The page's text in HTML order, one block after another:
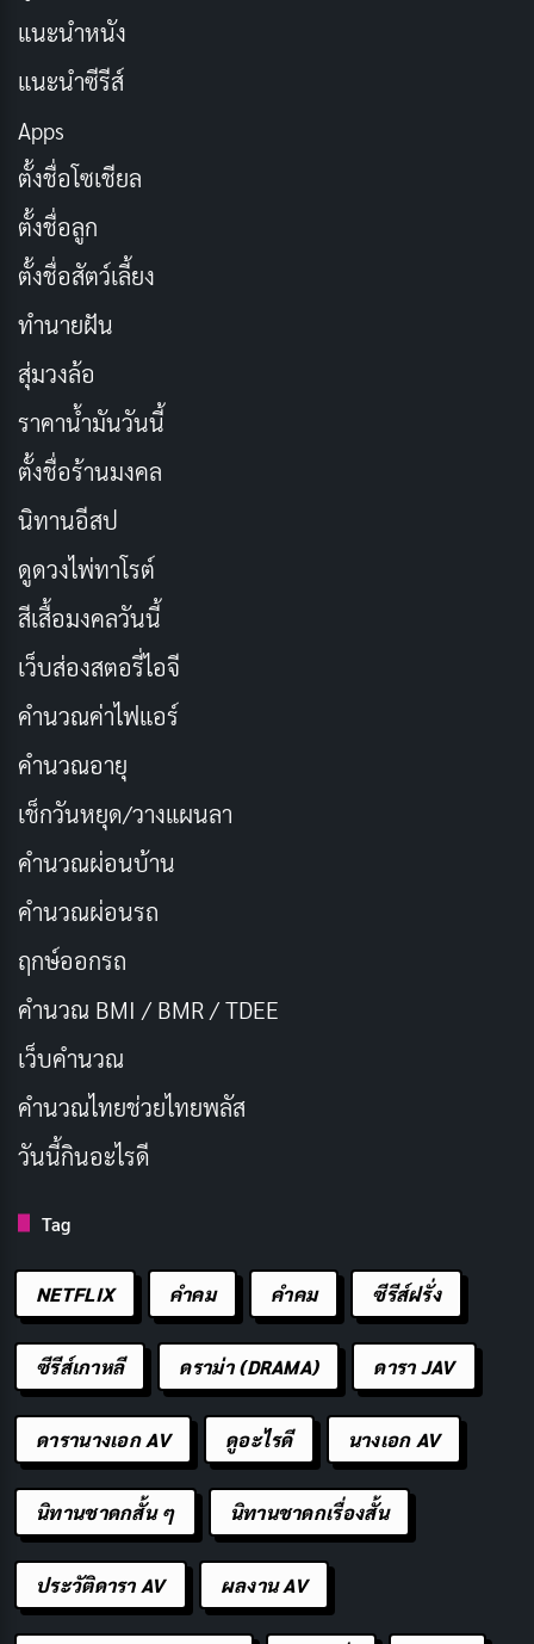
องค์ประกอบหลักของ Clean Girl Look
ลุค Clean Girlประกอบด้วยองค์ประกอบหลัก 4 ส่วนที่
ทำให้ดูเป็นธรรมชาติและสวยใส คือ ผิวหน้าที่เปล่งประกาย
(Glowing Skin) ผมที่ดูเปียกและเรียบเนียน (Slicked Hair)
คิ้วที่ดูเป็นธรรมชาติแต่เรียบร้อย (Natural Brows) และริม
ฝีปากที่เงางาม (Glossy Lips) แต่ละองค์ประกอบล้วนเน้น
ความเรียบง่ายและความงามตามธรรมชาติ
ผิวหน้าเปล่งประกายเป็นจุดเด่นหลักของ
aesthetic โดยจะเน้นการมีผิวที่ดูสุขภาพดี มีความชุ่มชื้น
ซีลเลอร์มาก จะใช้ผลิตภัณฑ์ที่ช่วยให้ผิวดูเป็นธรรมชาติ
มากขึ้น เช่น tinted moisturizer หรือ BB cream เบาๆ
ผมในสไตล์ Clean Girl จะดูเหมือนเพิ่งล้างเสร็จหรือเพิ่ง
ออกจากสระน้ำ โดยใช้เจลหรือน้ำมันทาผมเพื่อให้ดูเปียก
และเรียบเนียน ผมจะถูกไว้หลังหูหรือรวบเป็นมวยเตี้ยๆ
แบบไม่เรียบร้อยมาก เพื่อให้ดูเป็นธรรมชาติ ส่วนคิ้วจะเน้น
รูปทรงตามธรรมชาติ โดยใช้สบู่หรือเจลใสปัดให้ขนคิ้วชี้ขึ้น
เพื่อสร้างมิติให้กับใบหน้า
ริมฝีปากจะเน้นความเงางามและความชุ่มชื้น โดยไม่จำเป็น
ต้องใช้สีแปลกใหม่ แต่ใช้ลิปบาล์มใส lip gloss หรือ lip oil ที่
ให้ความเงางามธรรมชาติ บางครั้งอาจใช้สีโทนนู้ดหรือสีชม
พูอ่อนๆ ที่ใกล้เคียงกับสีริมฝีปากธรรมชาติ เพื่อเพิ่มมิติและ
ความสวยงาม
วิธีการทำ Clean Girl Look ขั้นตอนง่ายๆ
การสร้างClean Girl lookเหมาะสำหรับคนที่ชอบความ
เรียบง่ายและต้องการประหยัดเวลาในการแต่งตัว เริ่มต้น
ด้วยการเตรียมผิวให้พร้อม โดยทำความสะอาดใบหน้าด้วย
คลีนเซอร์อ่อนโยน ตามด้วยเซรั่มบำรุงและมอยส์เจอไร
เซอร์ที่ให้ความชุ่มชื้น หากผิวดูหมองคล้ำอาจใช้ไพรเมอร์
เพื่อเพิ่มความเปล่งประกาย
แนะนำหนัง
แนะนำซีรีส์
Apps
ตั้งชื่อโซเชียล
ตั้งชื่อลูก
ตั้งชื่อสัตว์เลี้ยง
ทำนายฝัน
สุ่มวงล้อ
ราคาน้ำมันวันนี้
ตั้งชื่อร้านมงคล
นิทานอีสป
ดูดวงไพ่ทาโรต์
สีเสื้อมงคลวันนี้
เว็บส่องสตอรี่ไอจี
คำนวณค่าไฟแอร์
คำนวณอายุ
เช็กวันหยุด/วางแผนลา
คำนวณผ่อนบ้าน
คำนวณผ่อนรถ
ฤกษ์ออกรถ
คำนวณ BMI / BMR / TDEE
เว็บคํานวณ
คํานวณไทยช่วยไทยพลัส
วันนี้กินอะไรดี
Tag
NETFLIX คำคม คําคม ซีรีส์ฝรั่ง
ซีรีส์เกาหลี ดราม่า (DRAMA) ดารา JAV
ดารานางเอก AV ดูอะไรดี นางเอก AV
นิทานชาดกสั้น ๆ นิทานชาดกเรื่องสั้น
ประวัติดารา AV ผลงาน AV